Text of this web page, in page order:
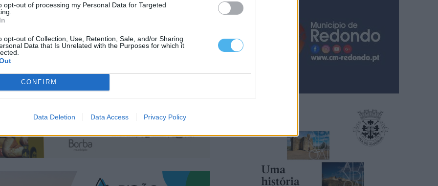
opt-out of processing my Personal Data for Targeted
opt-out of Collection, Use, Retention, Sale, and/or Sharing
Data that Is Unrelated with the Purposes for which it
CONFIRM
Data Deletion Data Access Privacy Policy